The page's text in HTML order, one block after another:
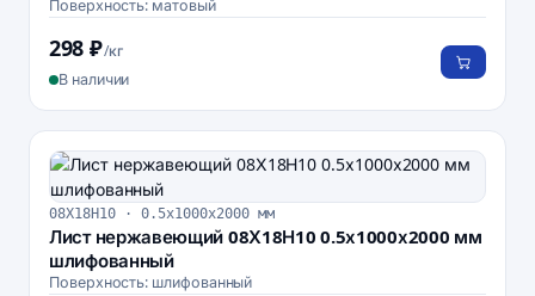
Поверхность: матовый
298 ₽/кг
В наличии
08Х18Н10 · 0.5х1000х2000 мм
Лист нержавеющий 08Х18Н10 0.5х1000х2000 мм
шлифованный
Поверхность: шлифованный